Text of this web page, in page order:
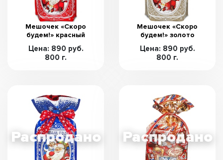
Мешочек «Скоро
будем!» красный
Цена: 890 руб.
800 г.
Мешочек «Скоро
будем!» золото
Цена: 890 руб.
800 г.